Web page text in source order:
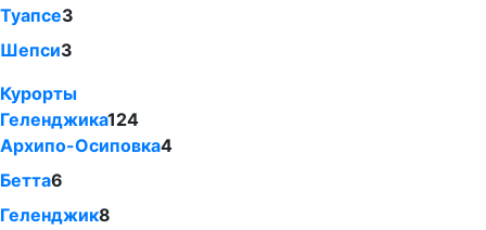
Туапсе3
Шепси3
Курорты
Геленджика124
Архипо-Осиповка4
Бетта6
Геленджик8